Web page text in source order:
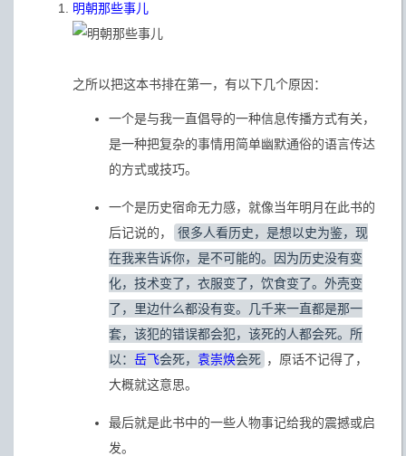
明朝那些事儿
之所以把这本书排在第一，有以下几个原因：
一个是与我一直倡导的一种信息传播方式有关，
是一种把复杂的事情用简单幽默通俗的语言传达
的方式或技巧。
一个是历史宿命无力感，就像当年明月在此书的
后记说的，
很多人看历史，是想以史为鉴，现
在我来告诉你，是不可能的。因为历史没有变
化，技术变了，衣服变了，饮食变了。外壳变
了，里边什么都没有变。几千来一直都是那一
套，该犯的错误都会犯，该死的人都会死。所
以： 岳飞会死， 袁崇焕会死 ，原话不记得了，
大概就这意思。
最后就是此书中的一些人物事记给我的震撼或启
发。